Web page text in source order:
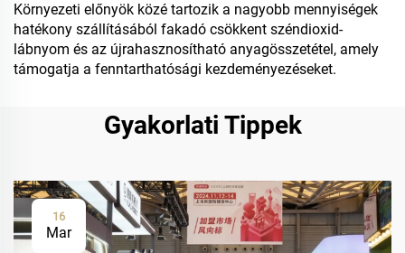
Környezeti előnyök közé tartozik a nagyobb mennyiségek
hatékony szállításából fakadó csökkent széndioxid-
lábnyom és az újrahasznosítható anyagösszetétel, amely
támogatja a fenntarthatósági kezdeményezéseket.
Gyakorlati Tippek
16
Mar